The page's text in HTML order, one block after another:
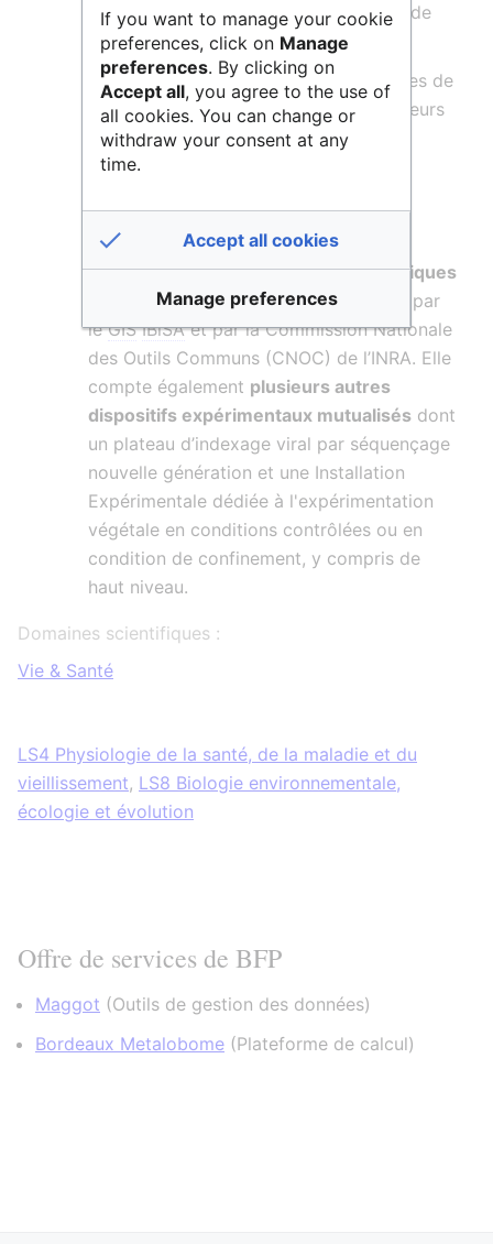
fruit et la mise en place des critères de
qualité des fruits charnus
L'étude de pathogènes non cultivables de
plante et de leurs interactions avec leurs
plantes hôtes ou leurs vecteurs
L'étude de l'adaptation des arbres
fruitiers (cerisier) au changement
climatique
Elle héberge2 plateformes technologiques
contribuant à des dispositifs labellisés par
leGIS IBiSAet par la Commission Nationale
des Outils Communs (CNOC) de l’INRA. Elle
compte également plusieurs autres
dispositifs expérimentaux mutualisés dont
un plateau d’indexage viral par séquençage
nouvelle génération et une Installation
Expérimentale dédiée à l'expérimentation
végétale en conditions contrôlées ou en
condition de confinement, y compris de
haut niveau.
Domaines scientifiques :
Vie & Santé
LS4 Physiologie de la santé, de la maladie et du
vieillissement, LS8 Biologie environnementale,
écologie et évolution
Offre de services de BFP
Maggot (Outils de gestion des données)
Bordeaux Metalobome (Plateforme de calcul)
If you want to manage your cookie
preferences, click on Manage
preferences. By clicking on
Accept all, you agree to the use of
all cookies. You can change or
withdraw your consent at any
time.
Accept all cookies
Manage preferences